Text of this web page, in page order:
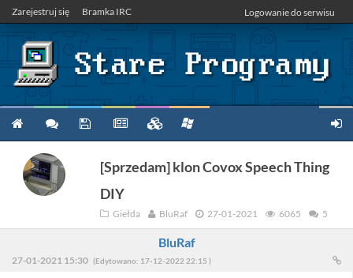
Zarejestruj się Bramka IRC Logowanie do serwisu
[Sprzedam] klon Covox Speech Thing
DIY
Giełda BluRaf 27-01-2021 6065 5
BluRaf
27-01-2021 15:30 (Edytowano: 17-12-2022 22:15 )